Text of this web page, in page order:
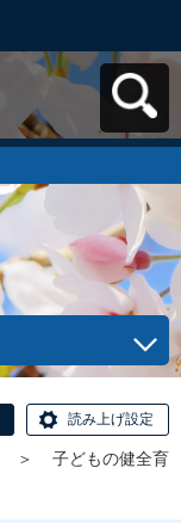
読み上げ設定
＞
子どもの健全育